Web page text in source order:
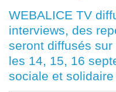
WEBALICE TV
interviews, des
seront diffusés
les 14, 15, 16
sociale et